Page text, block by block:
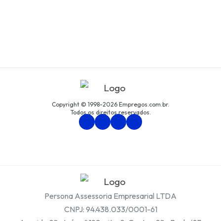
Copyright © 1998-2026 Empregos.com.br.
Todos os direitos reservados.
Persona Assessoria Empresarial LTDA
CNPJ: 94.438.033/0001-61